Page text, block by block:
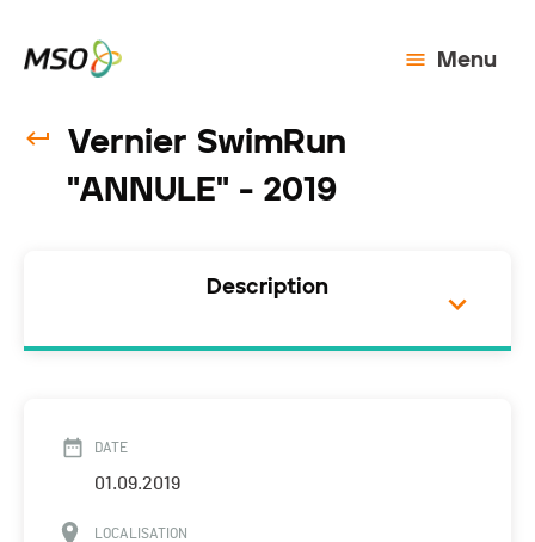
Menu
Vernier SwimRun
"ANNULE" - 2019
Description
DATE
01.09.2019
LOCALISATION